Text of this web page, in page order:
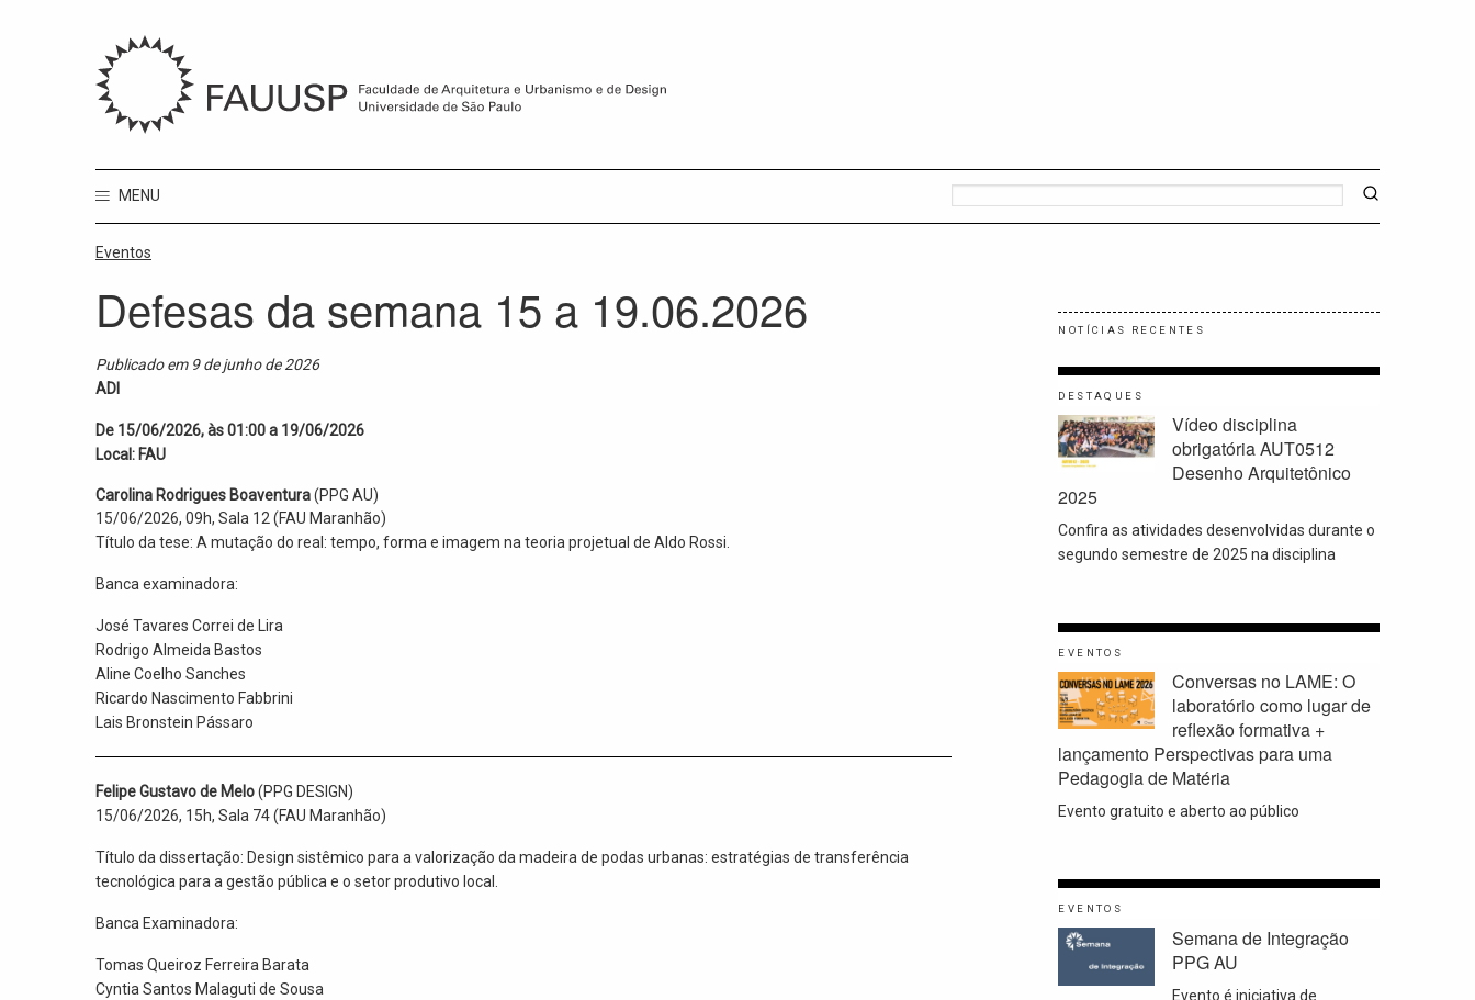
MENU
Eventos
Defesas da semana 15 a 19.06.2026
Publicado em 9 de junho de 2026
ADI
De 15/06/2026, às 01:00 a 19/06/2026
Local: FAU
Carolina Rodrigues Boaventura(PPG AU)
15/06/2026, 09h, Sala 12 (FAU Maranhão)
Título da tese: A mutação do real: tempo, forma e imagem na teoria projetual de Aldo Rossi.
Banca examinadora:
José Tavares Correi de Lira
Rodrigo Almeida Bastos
Aline Coelho Sanches
Ricardo Nascimento Fabbrini
Lais Bronstein Pássaro
Felipe Gustavo de Melo(PPG DESIGN)
15/06/2026, 15h, Sala 74 (FAU Maranhão)
Título da dissertação: Design sistêmico para a valorização da madeira de podas urbanas: estratégias de transferência
tecnológica para a gestão pública e o setor produtivo local.
Banca Examinadora:
Tomas Queiroz Ferreira Barata
Cyntia Santos Malaguti de Sousa
NOTÍCIAS RECENTES
DESTAQUES
Vídeo disciplina
obrigatória AUT0512
Desenho Arquitetônico
2025
Confira as atividades desenvolvidas durante o
segundo semestre de 2025 na disciplina
EVENTOS
Conversas no LAME: O
laboratório como lugar de
reflexão formativa +
lançamento Perspectivas para uma
Pedagogia de Matéria
Evento gratuito e aberto ao público
EVENTOS
Semana de Integração
PPG AU
Evento é iniciativa de